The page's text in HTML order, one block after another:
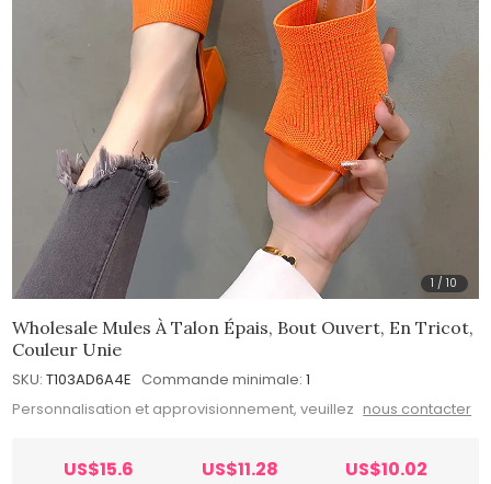
1 /10
Wholesale Mules À Talon Épais, Bout Ouvert, En Tricot,
Couleur Unie
SKU: T103AD6A4E Commande minimale: 1
Personnalisation et approvisionnement, veuillez nous contacter
US$15.6 US$11.28 US$10.02